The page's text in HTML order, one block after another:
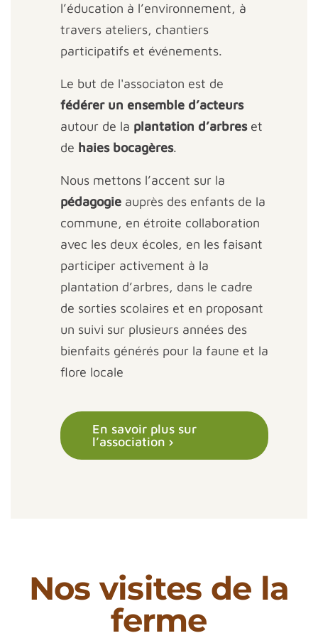
l’éducation à l’environnement, à
travers ateliers, chantiers
participatifs et événements.
Le but de l'associaton est de
fédérer un ensemble d’acteurs
autour de la plantation d’arbreset
de haies bocagères.
Nous mettons l’accent sur la
pédagogie auprès des enfants de la
commune, en étroite collaboration
avec les deux écoles, en les faisant
participer activement à la
plantation d’arbres, dans le cadre
de sorties scolaires et en proposant
un suivi sur plusieurs années des
bienfaits générés pour la faune et la
flore locale
En savoir plus sur
l’association
Nos visites de la
ferme